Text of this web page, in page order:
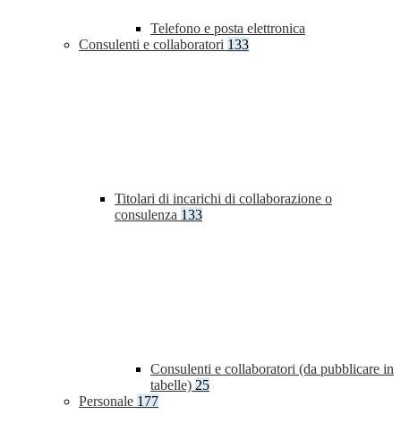
Telefono e posta elettronica
Consulenti e collaboratori 133
Titolari di incarichi di collaborazione o
consulenza 133
Consulenti e collaboratori (da pubblicare in
tabelle) 25
Personale 177